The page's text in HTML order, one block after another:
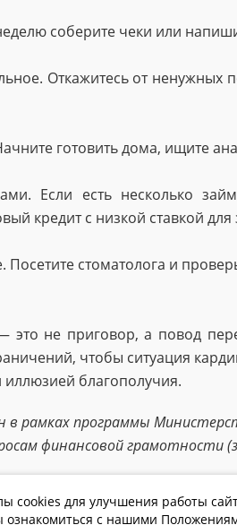
соберите чеки или
Откажитесь от
готовить дома, ищите
Если есть несколько
кредит с низкой ставкой для
Посетите стоматолога и
это не приговор, а повод
чтобы ситуация
благополучия.
в рамках программы
финансовой грамотности
cookies для улучшения работы
ознакомиться с нашими